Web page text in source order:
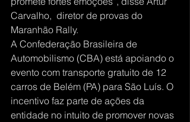
Carvalho,  diretor de provas do
Maranhão Rally.
A Confederação Brasileira de
Automobilismo (CBA) está apoiando o
evento com transporte gratuito de 12
carros de Belém (PA) para São Luís. O
incentivo faz parte de ações da
entidade no intuito de promover novas